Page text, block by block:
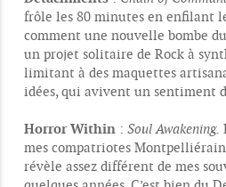
frôle les 80 minutes en enfilant
comment une nouvelle bombe
un projet solitaire de Rock à
limitant à des maquettes
idées, qui avivent un sentiment
Horror Within : Soul Awakening.
mes compatriotes
révèle assez différent de mes